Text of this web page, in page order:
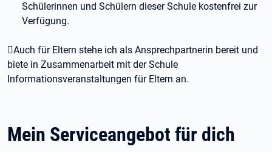
Schülerinnen und Schülern dieser Schule kostenfrei zur
Verfügung.
Auch für Eltern stehe ich als Ansprechpartnerin bereit und
biete in Zusammenarbeit mit der Schule
Informationsveranstaltungen für Eltern an.
Mein Serviceangebot für dich